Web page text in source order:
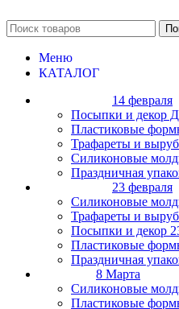
Меню
КАТАЛОГ
14 февраля
Посыпки и декор
Пластиковые
Трафареты и
Силиконовые
Праздничная
23 февраля
Силиконовые
Трафареты и
Посыпки и декор
Пластиковые
Праздничная
8 Марта
Силиконовые
Пластиковые